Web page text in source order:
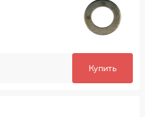
Купить